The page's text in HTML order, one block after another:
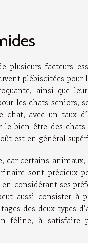
plusieurs facteurs
plébiscitées pour
ainsi que
les chats seniors,
chat, avec un taux
bien-être des chats
est en général
car certains
sont précieux
considérant ses
aussi consister à
des deux types
féline, à satisfaire